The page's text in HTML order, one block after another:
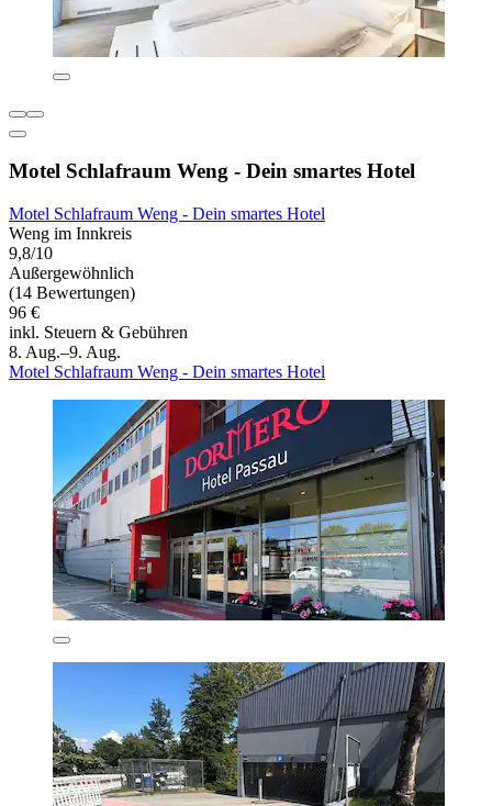
Motel Schlafraum Weng - Dein smartes Hotel
Motel Schlafraum Weng - Dein smartes Hotel
Weng im Innkreis
9,8/10
Außergewöhnlich
(14 Bewertungen)
96 €
inkl. Steuern & Gebühren
8. Aug.–9. Aug.
Motel Schlafraum Weng - Dein smartes Hotel